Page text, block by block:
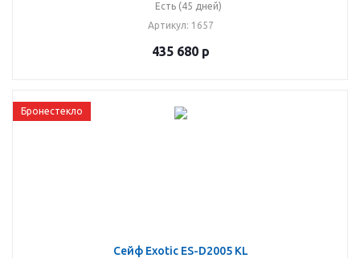
Есть (45 дней)
Артикул: 1657
435 680р
Бронестекло
Сейф Exotic ES-D2005 KL